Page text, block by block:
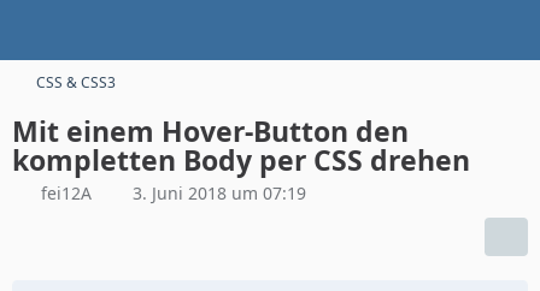
CSS & CSS3
Mit einem Hover-Button den
kompletten Body per CSS drehen
fei12A 3. Juni 2018 um 07:19